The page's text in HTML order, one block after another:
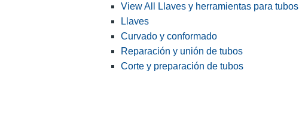
View All Llaves y herramientas para tubos
Llaves
Curvado y conformado
Reparación y unión de tubos
Corte y preparación de tubos